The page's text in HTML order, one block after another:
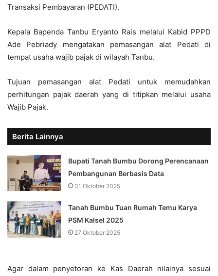
Transaksi Pembayaran (PEDATI).
Kepala Bapenda Tanbu Eryanto Rais melalui Kabid PPPD
Ade Pebriady mengatakan pemasangan alat Pedati di
tempat usaha wajib pajak di wilayah Tanbu.
Tujuan pemasangan alat Pedati untuk memudahkan
perhitungan pajak daerah yang di titipkan melalui usaha
Wajib Pajak.
Berita Lainnya
Bupati Tanah Bumbu Dorong Perencanaan
Pembangunan Berbasis Data
31 Oktober 2025
Tanah Bumbu Tuan Rumah Temu Karya
PSM Kalsel 2025
27 Oktober 2025
Agar dalam penyetoran ke Kas Daerah nilainya sesuai